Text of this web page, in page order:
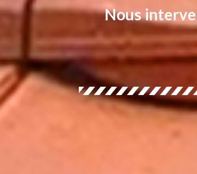
Nous